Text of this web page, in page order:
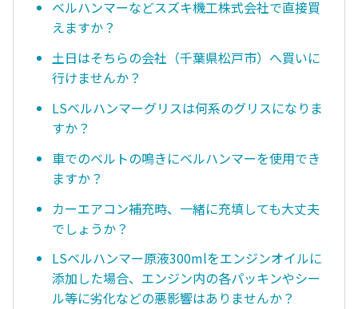
ベルハンマーなどスズキ機工株式会社で直接買
えますか？
土日はそちらの会社（千葉県松戸市）へ買いに
行けませんか？
LSベルハンマーグリスは何系のグリスになりま
すか？
車でのベルトの鳴きにベルハンマーを使用でき
ますか？
カーエアコン補充時、一緒に充填しても大丈夫
でしょうか？
LSベルハンマー原液300mlをエンジンオイルに
添加した場合、エンジン内の各パッキンやシー
ル等に劣化などの悪影響はありませんか？